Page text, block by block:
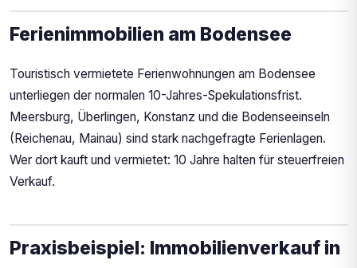
Ferienimmobilien am Bodensee
Touristisch vermietete Ferienwohnungen am Bodensee
unterliegen der normalen 10-Jahres-Spekulationsfrist.
Meersburg, Überlingen, Konstanz und die Bodenseeinseln
(Reichenau, Mainau) sind stark nachgefragte Ferienlagen.
Wer dort kauft und vermietet: 10 Jahre halten für steuerfreien
Verkauf.
Praxisbeispiel: Immobilienverkauf in